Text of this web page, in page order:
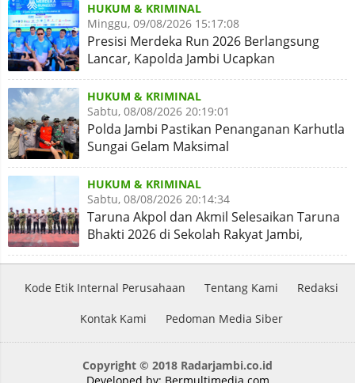
HUKUM & KRIMINAL
Minggu, 09/08/2026 15:17:08
Presisi Merdeka Run 2026 Berlangsung
Lancar, Kapolda Jambi Ucapkan
Terimakasih dan Apresiasi
HUKUM & KRIMINAL
Sabtu, 08/08/2026 20:19:01
Polda Jambi Pastikan Penanganan Karhutla
Sungai Gelam Maksimal
HUKUM & KRIMINAL
Sabtu, 08/08/2026 20:14:34
Taruna Akpol dan Akmil Selesaikan Taruna
Bhakti 2026 di Sekolah Rakyat Jambi,
Kegiatan Aman Lancar
Kode Etik Internal Perusahaan Tentang Kami Redaksi
Kontak Kami Pedoman Media Siber
Copyright © 2018 Radarjambi.co.id